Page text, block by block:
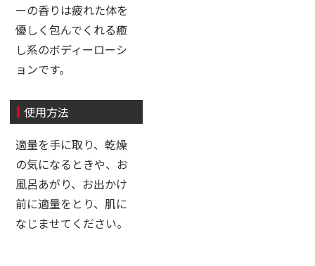
ーの香りは疲れた体を
優しく包んでくれる癒
し系のボディーローシ
ョンです。
使用方法
適量を手に取り、乾燥
の気になるときや、お
風呂あがり、お出かけ
前に適量をとり、肌に
なじませてください。